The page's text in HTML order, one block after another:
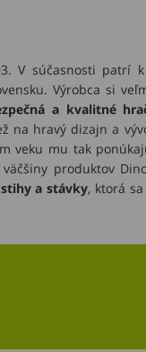
V súčasnosti patrí k
Výrobca si
a kvalitné
na hravý dizajn a
veku mu tak
produktov
a stávky, ktorá